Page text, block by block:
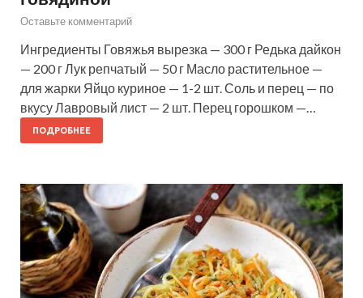
Оставьте комментарий
Ингредиенты Говяжья вырезка — 300 г Редька дайкон
— 200 г Лук репчатый — 50 г Масло растительное —
для жарки Яйцо куриное — 1-2 шт. Соль и перец — по
вкусу Лавровый лист — 2 шт. Перец горошком —…
ПОДРОБНЕЕ